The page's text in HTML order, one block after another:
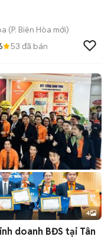
(P. Biên Hòa mới)
53 đã bán
4
doanh BĐS tại Tân